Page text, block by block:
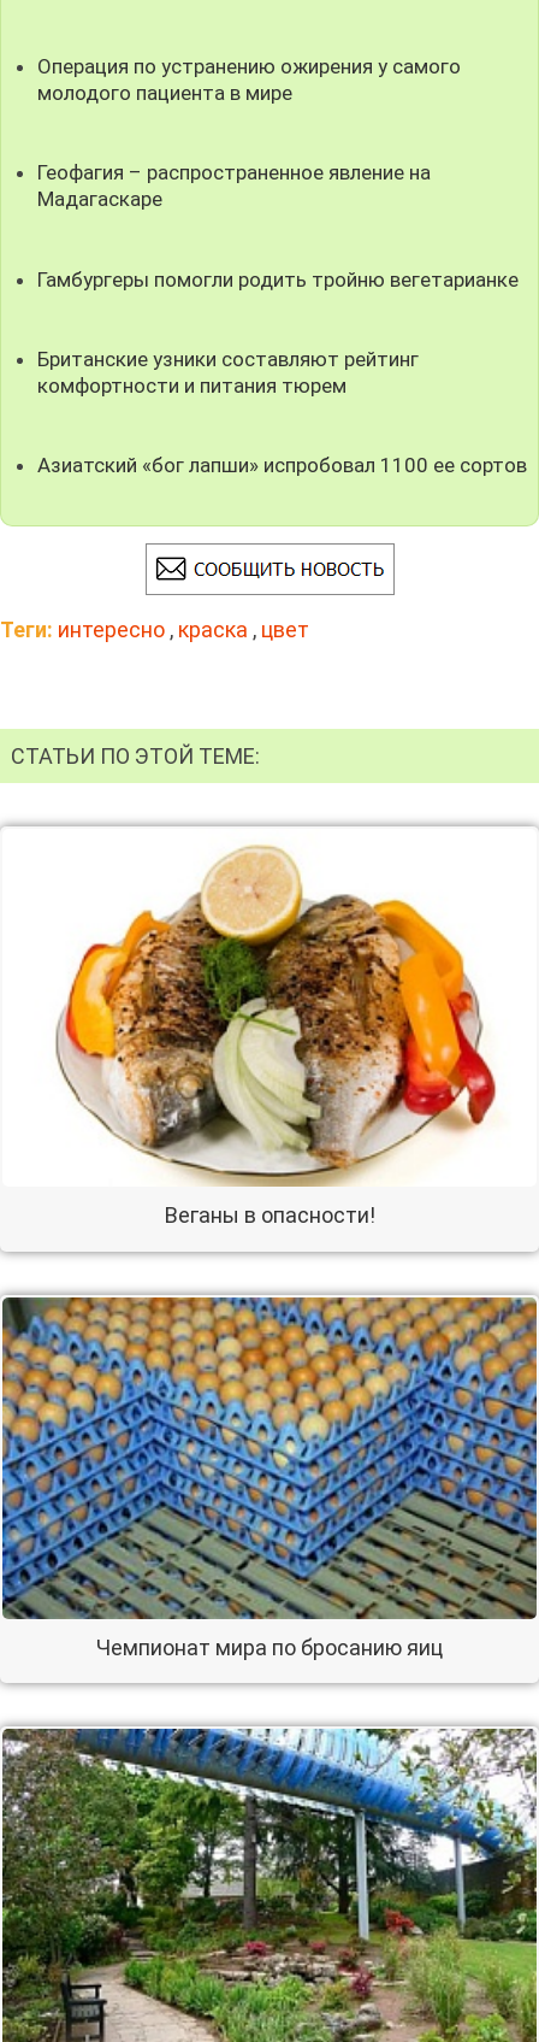
Операция по устранению ожирения у самого
молодого пациента в мире
Геофагия – распространенное явление на
Мадагаскаре
Гамбургеры помогли родить тройню вегетарианке
Британские узники составляют рейтинг
комфортности и питания тюрем
Азиатский «бог лапши» испробовал 1100 ее сортов
Теги: интересно , краска , цвет
СТАТЬИ ПО ЭТОЙ ТЕМЕ:
Веганы в опасности!
Чемпионат мира по бросанию яиц